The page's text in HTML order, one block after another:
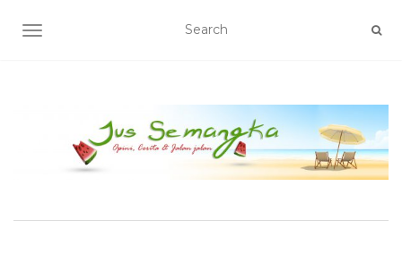
TOGGLE NAVIGATION